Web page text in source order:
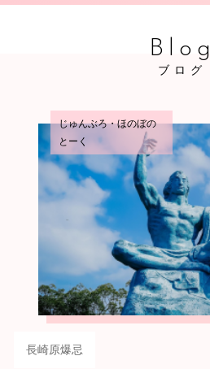
Blog
ブログ
じゅんぶろ・ほのぼの
とーく
長崎原爆忌